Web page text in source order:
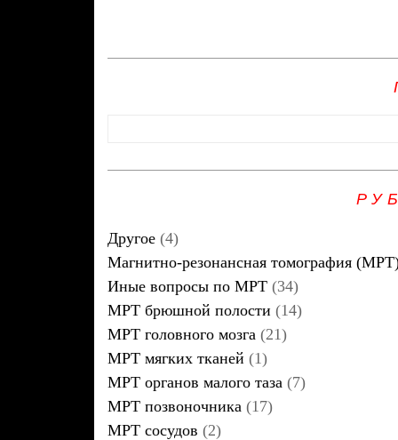
Другое (4)
Магнитно-резонансная томография
Иные вопросы по МРТ (34)
МРТ брюшной полости (14)
МРТ головного мозга (21)
МРТ мягких тканей (1)
МРТ органов малого таза (7)
МРТ позвоночника (17)
МРТ сосудов (2)